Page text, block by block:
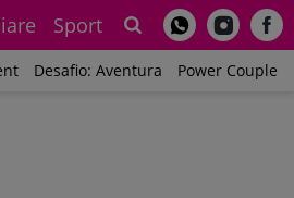
Sport
Desafio: Aventura Power Couple